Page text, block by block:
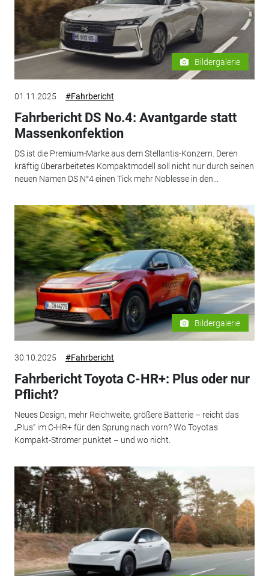
Bildergalerie
01.11.2025 #Fahrbericht
Fahrbericht DS No.4: Avantgarde statt
Massenkonfektion
DS ist die Premium-Marke aus dem Stellantis-Konzern. Deren
kräftig überarbeitetes Kompaktmodell soll nicht nur durch seinen
neuen Namen DS N°4 einen Tick mehr Noblesse in den...
Bildergalerie
30.10.2025 #Fahrbericht
Fahrbericht Toyota C-HR+: Plus oder nur
Pflicht?
Neues Design, mehr Reichweite, größere Batterie – reicht das
„Plus“ im C-HR+ für den Sprung nach vorn? Wo Toyotas
Kompakt-Stromer punktet – und wo nicht.